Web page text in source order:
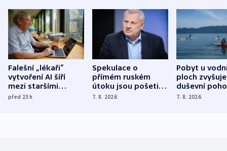
Falešní „lékaři“
vytvoření AI šíří
mezi staršími
Poláky nebezpečné
před 23h
Spekulace o
přímém ruském
útoku jsou pošetilé,
míní estonský
7. 8. 2026
Pobyt u
ploch zvyšuje
duševní
ukázala
7. 8. 2026